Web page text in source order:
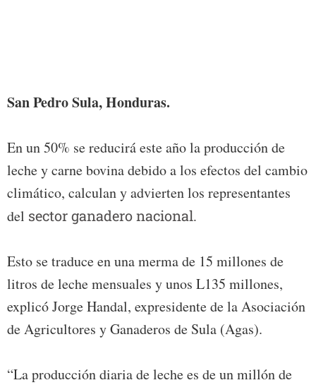
San Pedro Sula, Honduras.
En un 50% se reducirá este año la producción de
leche y carne bovina debido a los efectos del cambio
climático, calculan y advierten los representantes
del sector ganadero nacional.
Esto se traduce en una merma de 15 millones de
litros de leche mensuales y unos L135 millones,
explicó Jorge Handal, expresidente de la Asociación
de Agricultores y Ganaderos de Sula (Agas).
“La producción diaria de leche es de un millón de